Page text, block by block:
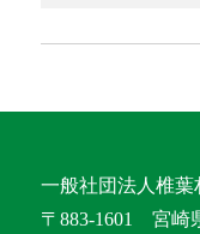
一般社団法人椎葉
〒883-1601 宮崎